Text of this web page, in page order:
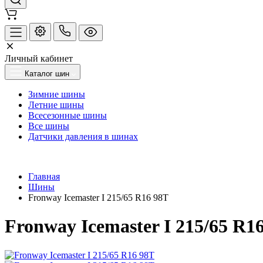
Личный кабинет
Каталог шин
Зимние шины
Летние шины
Всесезонные шины
Все шины
Датчики давления в шинах
Главная
Шины
Fronway Icemaster I 215/65 R16 98T
Fronway Icemaster I 215/65